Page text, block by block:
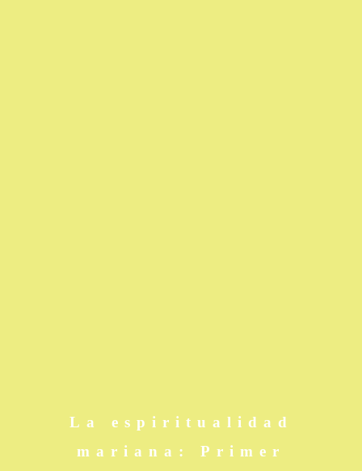
La espiritualidad
mariana: Primer